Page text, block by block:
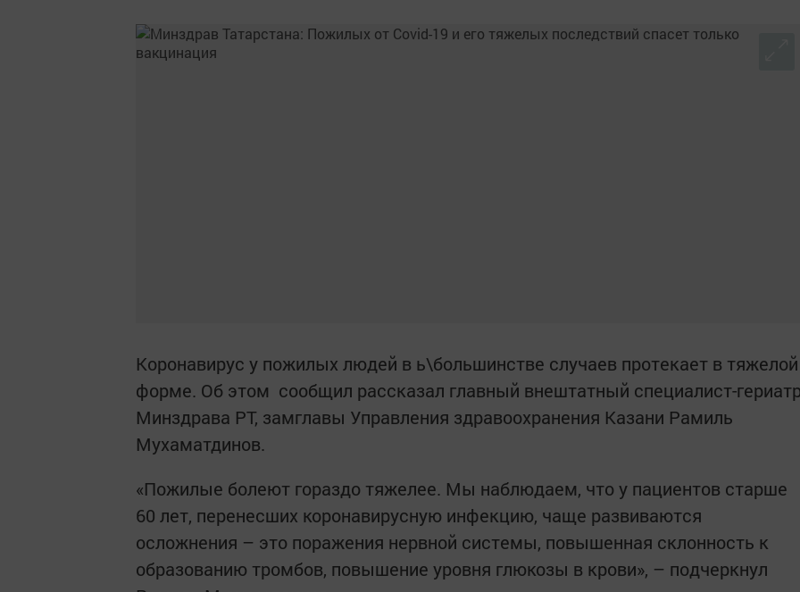
Коронавирус у пожилых людей в ь\большинстве случаев протекает в тяжелой
форме. Об этом сообщил рассказал главный внештатный специалист-
Минздрава РТ, замглавы Управления здравоохранения Казани Рамиль
Мухаматдинов.
«Пожилые болеют гораздо тяжелее. Мы наблюдаем, что у пациентов старше
60 лет, перенесших коронавирусную инфекцию, чаще развиваются
осложнения – это поражения нервной системы, повышенная склонность к
образованию тромбов, повышение уровня глюкозы в крови», – подчеркнул